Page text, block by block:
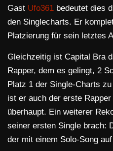
Gast Ufo361 bedeutet dies
den Singlecharts. Er
Platzierung für sein letztes
Gleichzeitig ist Capital Bra
Rapper, dem es gelingt, 2
Platz 1 der Single-Charts
ist er auch der erste
überhaupt. Ein weiterer
seiner ersten Single brach:
der mit einem Solo-Song